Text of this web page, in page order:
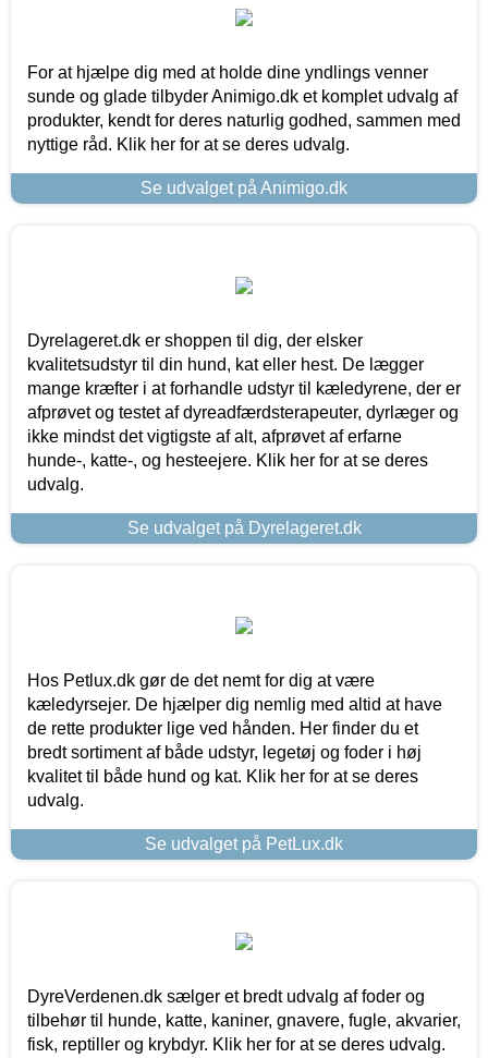
For at hjælpe dig med at holde dine yndlings venner
sunde og glade tilbyder Animigo.dk et komplet udvalg af
produkter, kendt for deres naturlig godhed, sammen med
nyttige råd. Klik her for at se deres udvalg.
Se udvalget på Animigo.dk
Dyrelageret.dk er shoppen til dig, der elsker
kvalitetsudstyr til din hund, kat eller hest. De lægger
mange kræfter i at forhandle udstyr til kæledyrene, der er
afprøvet og testet af dyreadfærdsterapeuter, dyrlæger og
ikke mindst det vigtigste af alt, afprøvet af erfarne
hunde-, katte-, og hesteejere. Klik her for at se deres
udvalg.
Se udvalget på Dyrelageret.dk
Hos Petlux.dk gør de det nemt for dig at være
kæledyrsejer. De hjælper dig nemlig med altid at have
de rette produkter lige ved hånden. Her finder du et
bredt sortiment af både udstyr, legetøj og foder i høj
kvalitet til både hund og kat. Klik her for at se deres
udvalg.
Se udvalget på PetLux.dk
DyreVerdenen.dk sælger et bredt udvalg af foder og
tilbehør til hunde, katte, kaniner, gnavere, fugle, akvarier,
fisk, reptiller og krybdyr. Klik her for at se deres udvalg.